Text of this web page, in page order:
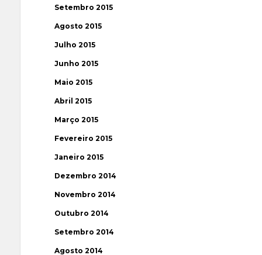
Setembro 2015
Agosto 2015
Julho 2015
Junho 2015
Maio 2015
Abril 2015
Março 2015
Fevereiro 2015
Janeiro 2015
Dezembro 2014
Novembro 2014
Outubro 2014
Setembro 2014
Agosto 2014